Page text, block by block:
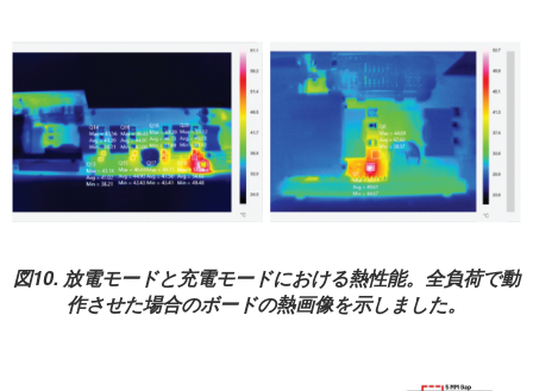
図10. 放電モードと充電モードにおける熱性能。全負荷で動
作させた場合のボードの熱画像を示しました。